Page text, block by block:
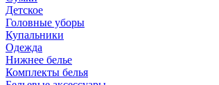
Детское
Головные уборы
Купальники
Одежда
Нижнее белье
Комплекты белья